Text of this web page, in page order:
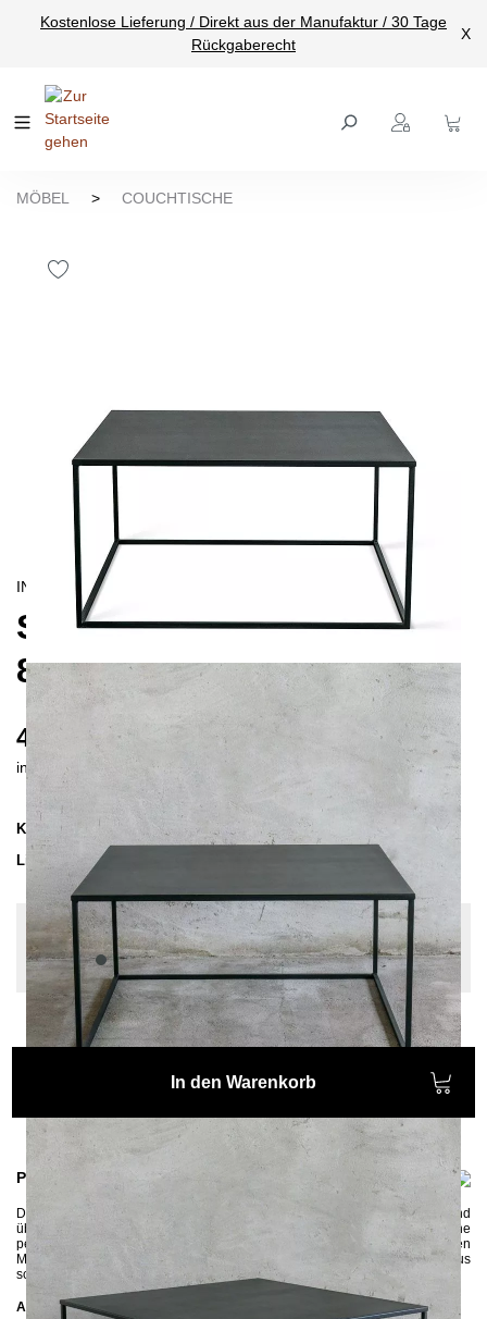
springen
Kostenlose Lieferung / Direkt aus der Manufaktur / 30 Tage
Rückgaberecht
X
MÖBEL > COUCHTISCHE
INDUSTRIAL/
SIMPLEX COUCHTISCH
80X80
435 €
inkl. MwSt. inkl. Versandkosten (DE)
Kollektion
SIMPLEX
Lieferzeit
| vsl. 21. Aug - 28. Aug
Konfiguration bearbeiten
Farben:
Anthrazit
In den Warenkorb
Produktinformationen
Der große Couchtisch SIMPLEX 80x80
wird aus Metall gefertigt und
überzeugt durch seine einfache, quadratische Form. Der Couchtisch hat eine
perfekte Größe für große Ecksofas und Wohnlandschaften. Wie die anderen
Möbelstücke aus der SIMPLEX-Serie wird auch der Couchtisch aus
schmalen Vierkantrohren hergestellt.
Abmessungen